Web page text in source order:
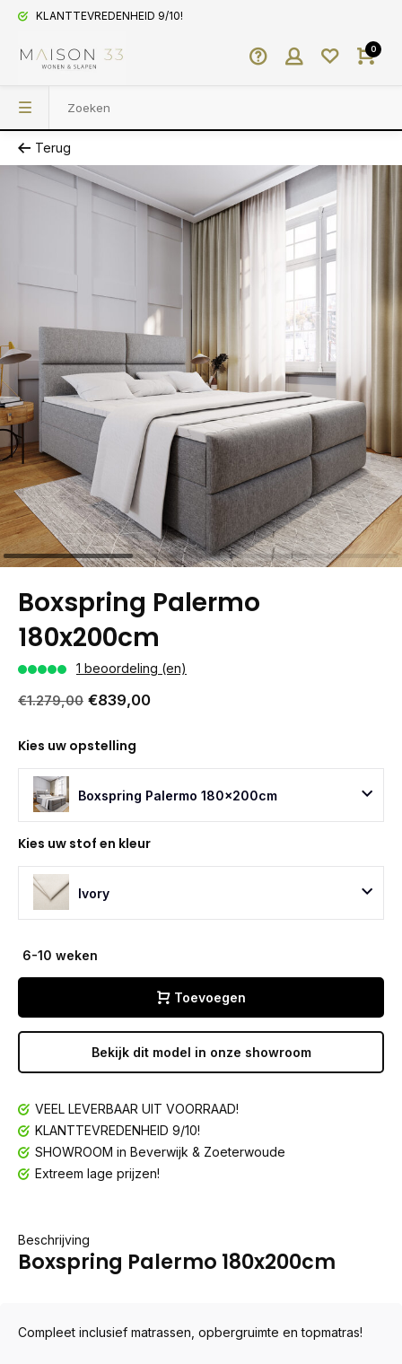
KLANTTEVREDENHEID 9/10!
0
Terug
Boxspring Palermo
180x200cm
1 beoordeling (en)
€1.279,00 €839,00
Kies uw opstelling
Boxspring Palermo 180x200cm
Kies uw stof en kleur
Ivory
6-10 weken
Toevoegen
Bekijk dit model in onze showroom
VEEL LEVERBAAR UIT VOORRAAD!
KLANTTEVREDENHEID 9/10!
SHOWROOM in Beverwijk & Zoeterwoude
Extreem lage prijzen!
Beschrijving
Boxspring Palermo 180x200cm
Compleet inclusief matrassen, opbergruimte en topmatras!